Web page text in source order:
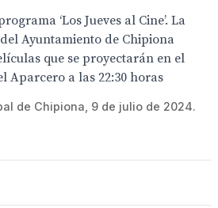
‘Los Jueves al Cine’. La
Ayuntamiento de Chipiona
que se proyectarán en el
Aparcero a las 22:30 horas
de Chipiona, 9 de julio de 2024.